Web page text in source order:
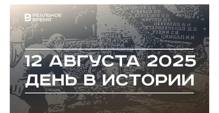
КОМУ ПРИНАДЛЕЖАТ
ТОРГОВЫЕ ЦЕНТРЫ
ТАТАРСТАНА
БЮДЖЕТ
ИНВЕСТИЦИИ
АГРОПРОМ
МАШИНОСТРОЕНИЕ
НЕФТЕХИМИЯ
НЕФТЬ
ОПК
НОВОСТИ АВТО
БИЗНЕС
НОВОСТИ БИЗНЕСА
РОЗНИЧНАЯ ТОРГОВЛЯ
ТРАНСПОРТ
УСЛУГИ
ТЕХНОЛОГИИ
НОВОСТИ ТЕХНОЛОГИЙ
IT
МЕДИА
МЕРОПРИЯТИЯ
НОВОСТИ МЕРОПРИЯТИЙ
ВЫЕЗДНАЯ РЕДАКЦИЯ
СПОРТ
НОВОСТИ СПОРТА
ОБЩЕСТВО